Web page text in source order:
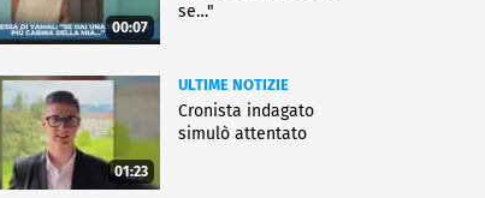
00:07
se…"
01:23
ULTIME NOTIZIE
Cronista indagato
simulò attentato